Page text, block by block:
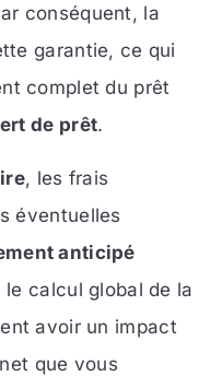
conséquent, la
garantie, ce qui
complet du prêt
de prêt.
, les frais
éventuelles
anticipé
calcul global de la
avoir un impact
que vous